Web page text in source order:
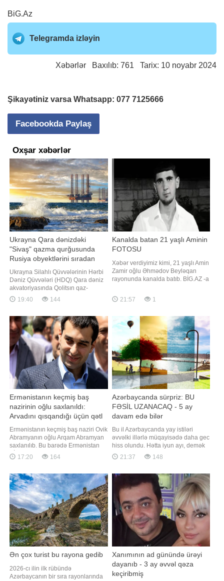
BiG.Az
Telegramda izləyin
Xəbərlər Baxılıb: 761 Tarix: 10 noyabr 2024
Şikayətiniz varsa Whatsapp: 077 7125666
Facebookda Paylaş
Oxşar xəbərlər
Ukrayna Qara dənizdəki
"Sivaş" qazma qurğusunda
Rusiya obyektlərini sıradan
çıxarıb
Ukrayna Silahlı Qüvvələrinin Hərbi
Dəniz Qüvvələri (HDQ) Qara dəniz
akvatoriyasında Qolitsın qaz-
kondensat yatağında yerləşən
"Sivaş" qazma qurğusunda
edildiyini bəyan edib. "Report"
Ukrayna Silahlı Qüvvələri HDQ-nin
teleqram kanalına istinadən xəbə
19:40 144
Kanalda batan 21 yaşlı Aminin
FOTOSU
Xəbər verdiyimiz kimi, 21 yaşlı Amin
Zamir oğlu Əhmədov Beyləqan
rayonunda kanalda batıb. BİG.AZ -a
avqustun 6-da rayon ərazisindən
keçən "Yeni Xan Qızı" adlı beton
meyitinin tapılması istiqamətində
axtarış-xilasetmə tədbirlər
21:57 1
Ermənistanın keçmiş baş
nazirinin oğlu saxlanıldı:
Arvadını qısqandığı üçün qətl
sifariş etdi
Ermənistanın keçmiş baş naziri Ovik
Abramyanın oğlu Arqam Abramyan
saxlanılıb. Bu barədə Ermənistan
KİV-ə istinadən məlumat verir. Qeyd
edilir ki, A.Abramyan "Çiçəklənən
Qaqik Sarukyanın kürəkənidir. Daha
əvvəl Ermənistan İstintaq
Komitəsinin bildirdiyinə görə
17:20 164
Azərbaycanda sürpriz: BU
FƏSİL UZANACAQ - 5 ay
davam edə bilər
Bu il Azərbaycanda yay istiləri
əvvəlki illərlə müqayisədə daha gec
hiss olundu. Hətta iyun ayı, demək
olar, sərin və yağışlı keçdi. Bildirilir
ki, belə olduğu halda yay mövsümü
mövsümü uzanacaqmı? Yaxın
aylarda hava durumu necə olacaq?.
-a danışan "Səma və Eko"
21:37 148
Ən çox turist bu rayona gedib
2026-cı ilin ilk rübündə
Azərbaycanın bir sıra rayonlarında
Xanımının ad günündə ürəyi
dayanıb - 3 ay əvvəl qəza
keçiribmiş